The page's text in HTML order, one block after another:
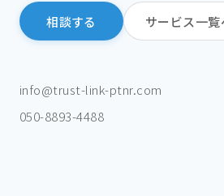
相談する サービス一覧
info@trust-link-ptnr.com
050-8893-4488